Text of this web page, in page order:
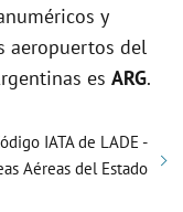
y
aeropuertos del
es ARG.
IATA de LADE -
Aéreas del Estado